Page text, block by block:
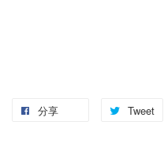
分享 Tweet